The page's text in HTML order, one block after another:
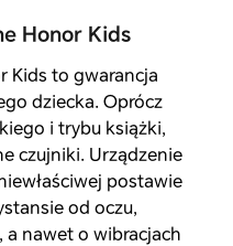
Honor Kids
Kids to gwarancja
dziecka. Oprócz
i trybu książki,
czujniki. Urządzenie
postawie
od oczu,
nawet o wibracjach